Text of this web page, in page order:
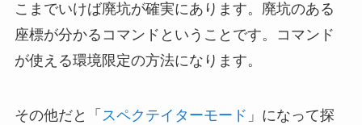
こまでいけば廃坑が確実にあります。廃坑のある
座標が分かるコマンドということです。コマンド
が使える環境限定の方法になります。
その他だと「 スペクテイターモード 」になって探